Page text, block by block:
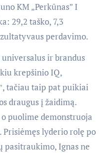
KM „Perkūnas” I
29,2 taško, 7,3
perdavimo.
ir brandus
krepšinio IQ,
tačiau taip pat puikiai
draugus į žaidimą.
puolime demonstruoja
lyderio rolę po
pasitraukimo, Ignas ne